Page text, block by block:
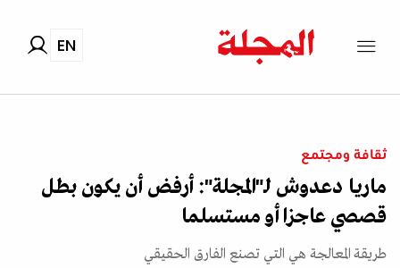
EN
ثقافة ومجتمع
ماريا دعدوش لـ"المجلة": أرفض أن يكون بطل
قصصي عاجزا أو مستسلما
طريقة المعالجة هي التي تصنع الفارق الحقيقي